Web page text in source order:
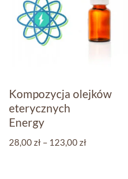
Kompozycja olejków
eterycznych
Energy
28,00zł – 123,00zł